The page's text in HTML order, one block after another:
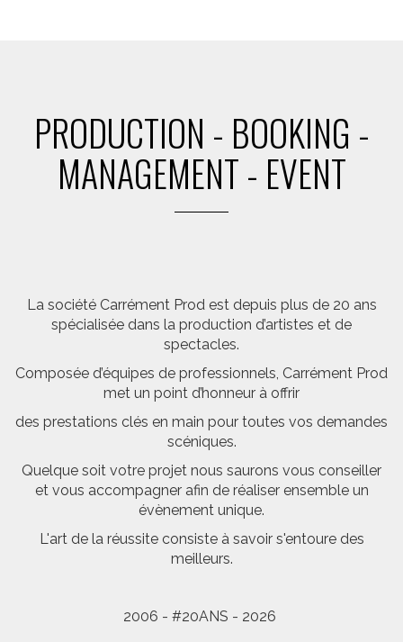
PRODUCTION - BOOKING -
MANAGEMENT - EVENT
La société Carrément Prod est depuis plus de 20 ans
spécialisée dans la production d’artistes et de
spectacles.
Composée d’équipes de professionnels, Carrément Prod
met un point d’honneur à offrir
des prestations clés en main pour toutes vos demandes
scéniques.
Quelque soit votre projet nous saurons vous conseiller
et vous accompagner afin de réaliser ensemble un
évènement unique.
L'art de la réussite consiste à savoir s'entoure des
meilleurs.
2006 - #20ANS - 2026